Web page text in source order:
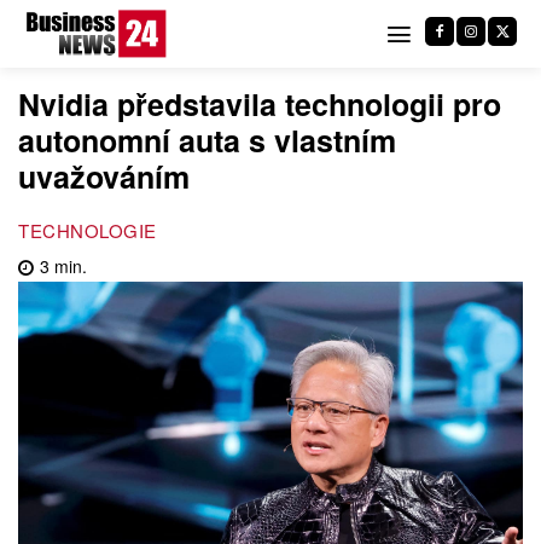
Nvidia představila technologii pro
autonomní auta s vlastním
uvažováním
TECHNOLOGIE
3 min.